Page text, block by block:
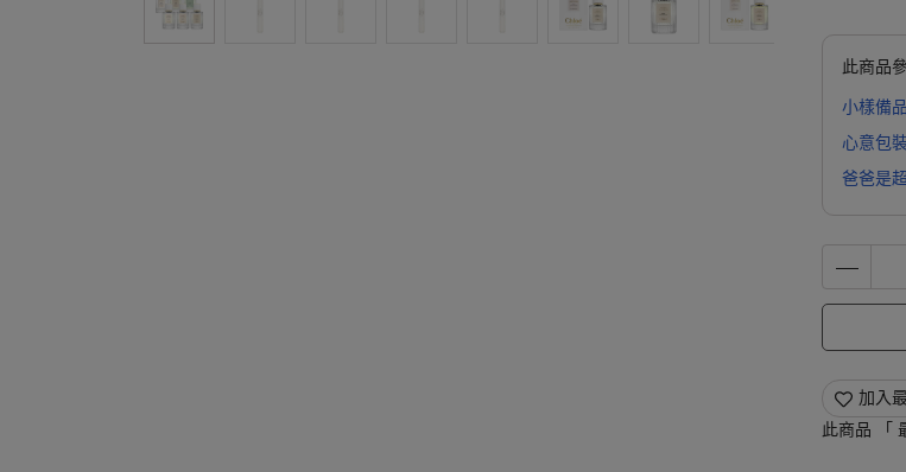
此商品
小樣備品
心意包
爸爸是
加入
此商品 「